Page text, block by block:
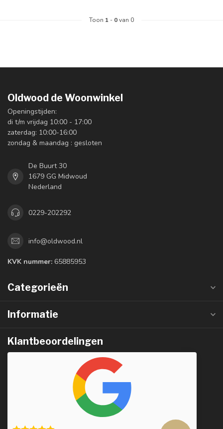
Toon 1 - 0van 0
Oldwood de Woonwinkel
Openingstijden:
di t/m vrijdag 10:00 - 17:00
zaterdag: 10:00-16:00
zondag & maandag : gesloten
De Buurt 30
1679 GG Midwoud
Nederland
0229-202292
info@oldwood.nl
KVK nummer: 65885953
Categorieën
Informatie
Klantbeoordelingen